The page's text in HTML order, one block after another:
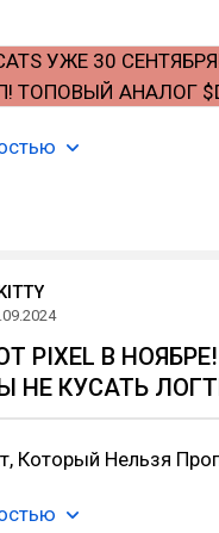
PIXEL В
НЕ КУСАТЬ
Который Нельзя